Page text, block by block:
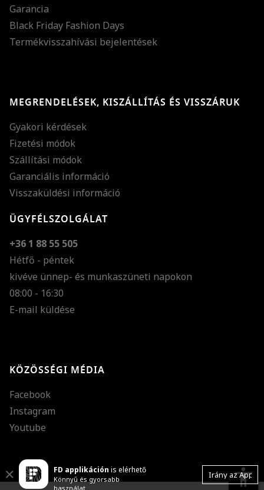
Garancia
Black Friday Fashion Days
Termékvisszahívási bejelentések
MEGRENDELÉSEK, KISZÁLLÍTÁS ÉS VISSZÁRUK
Gyakori kérdések
Fizetési módok
Szállítási módok
Garanciális információ
Visszaküldési információ
ÜGYFÉLSZOLGÁLAT
+36 1 88 55 505
Hétfő - péntek
kivéve ünnep- és munkaszüneti napokon
08:00 - 16:30
E-mail küldése
KÖZÖSSÉGI MÉDIA
Facebook
Instagram
Youtube
FD applikáción is elérhető
Könnyű és gyorsabb
használat
Irány az App
Close accessibility
Nagy kurzor